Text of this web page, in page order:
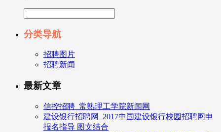
分类导航
招聘图片
招聘新闻
最新文章
信控招聘_常熟理工学院新闻网
建设银行招聘网_2017中国建设银行校园招聘网申
报名指导 图文结合